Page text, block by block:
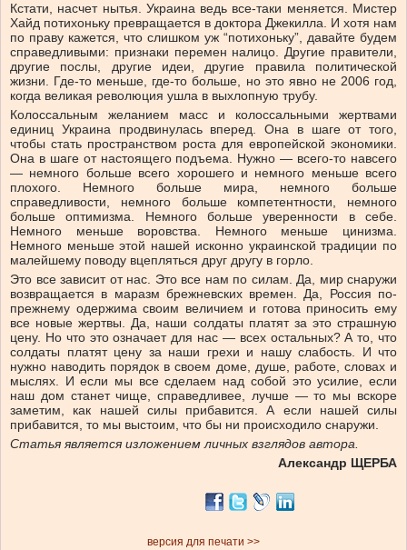
Кстати, насчет нытья. Украина ведь все-таки меняется. Мистер
Хайд потихоньку превращается в доктора Джекилла. И хотя нам
по праву кажется, что слишком уж “потихоньку”, давайте будем
справедливыми: признаки перемен налицо. Другие правители,
другие послы, другие идеи, другие правила политической
жизни. Где-то меньше, где-то больше, но это явно не 2006 год,
когда великая революция ушла в выхлопную трубу.
Колоссальным желанием масс и колоссальными жертвами
единиц Украина продвинулась вперед. Она в шаге от того,
чтобы стать пространством роста для европейской экономики.
Она в шаге от настоящего подъема. Нужно — всего-то навсего
— немного больше всего хорошего и немного меньше всего
плохого. Немного больше мира, немного больше
справедливости, немного больше компетентности, немного
больше оптимизма. Немного больше уверенности в себе.
Немного меньше воровства. Немного меньше цинизма.
Немного меньше этой нашей исконно украинской традиции по
малейшему поводу вцепляться друг другу в горло.
Это все зависит от нас. Это все нам по силам. Да, мир снаружи
возвращается в маразм брежневских времен. Да, Россия по-
прежнему одержима своим величием и готова приносить ему
все новые жертвы. Да, наши солдаты платят за это страшную
цену. Но что это означает для нас — всех остальных? А то, что
солдаты платят цену за наши грехи и нашу слабость. И что
нужно наводить порядок в своем доме, душе, работе, словах и
мыслях. И если мы все сделаем над собой это усилие, если
наш дом станет чище, справедливее, лучше — то мы вскоре
заметим, как нашей силы прибавится. А если нашей силы
прибавится, то мы выстоим, что бы ни происходило снаружи.
Статья является изложением личных взглядов автора.
Александр ЩЕРБА
версия для печати >>